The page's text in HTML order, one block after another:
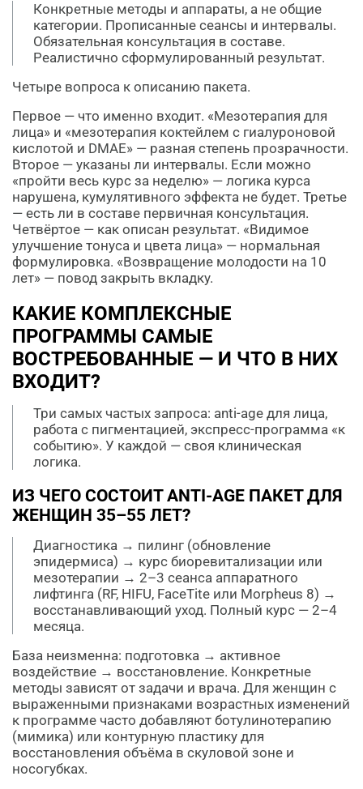
Конкретные методы и аппараты, а не общие
категории. Прописанные сеансы и интервалы.
Обязательная консультация в составе.
Реалистично сформулированный результат.
Четыре вопроса к описанию пакета.
Первое — что именно входит. «Мезотерапия для
лица» и «мезотерапия коктейлем с гиалуроновой
кислотой и DMAE» — разная степень прозрачности.
Второе — указаны ли интервалы. Если можно
«пройти весь курс за неделю» — логика курса
нарушена, кумулятивного эффекта не будет. Третье
— есть ли в составе первичная консультация.
Четвёртое — как описан результат. «Видимое
улучшение тонуса и цвета лица» — нормальная
формулировка. «Возвращение молодости на 10
лет» — повод закрыть вкладку.
КАКИЕ КОМПЛЕКСНЫЕ
ПРОГРАММЫ САМЫЕ
ВОСТРЕБОВАННЫЕ — И ЧТО В НИХ
ВХОДИТ?
Три самых частых запроса: anti-age для лица,
работа с пигментацией, экспресс-программа «к
событию». У каждой — своя клиническая
логика.
ИЗ ЧЕГО СОСТОИТ ANTI-AGE ПАКЕТ ДЛЯ
ЖЕНЩИН 35–55 ЛЕТ?
Диагностика → пилинг (обновление
эпидермиса) → курс биоревитализации или
мезотерапии → 2–3 сеанса аппаратного
лифтинга (RF, HIFU, FaceTite или Morpheus 8) →
восстанавливающий уход. Полный курс — 2–4
месяца.
База неизменна: подготовка → активное
воздействие → восстановление. Конкретные
методы зависят от задачи и врача. Для женщин с
выраженными признаками возрастных изменений
к программе часто добавляют ботулинотерапию
(мимика) или контурную пластику для
восстановления объёма в скуловой зоне и
носогубках.